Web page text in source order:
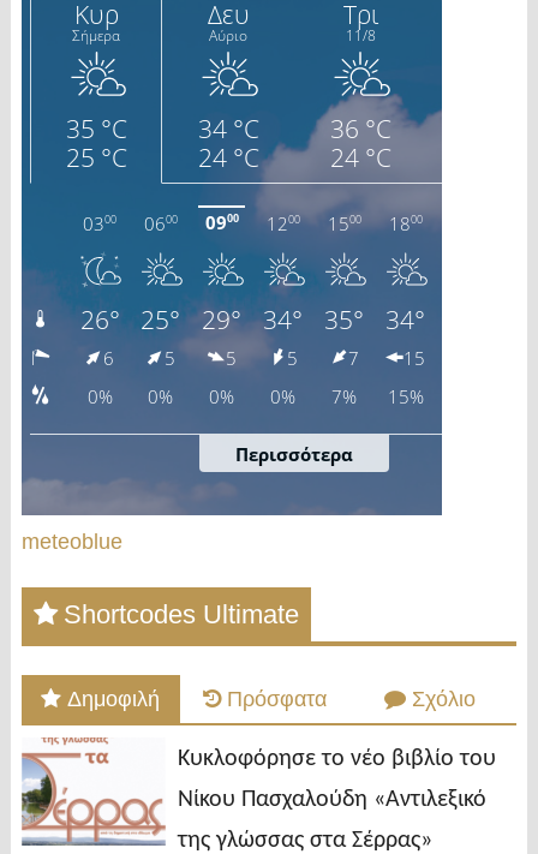
meteoblue
Shortcodes Ultimate
Δημοφιλή Πρόσφατα Σχόλιο
Κυκλοφόρησε το νέο βιβλίο του
Νίκου Πασχαλούδη «Αντιλεξικό
της γλώσσας στα Σέρρας»